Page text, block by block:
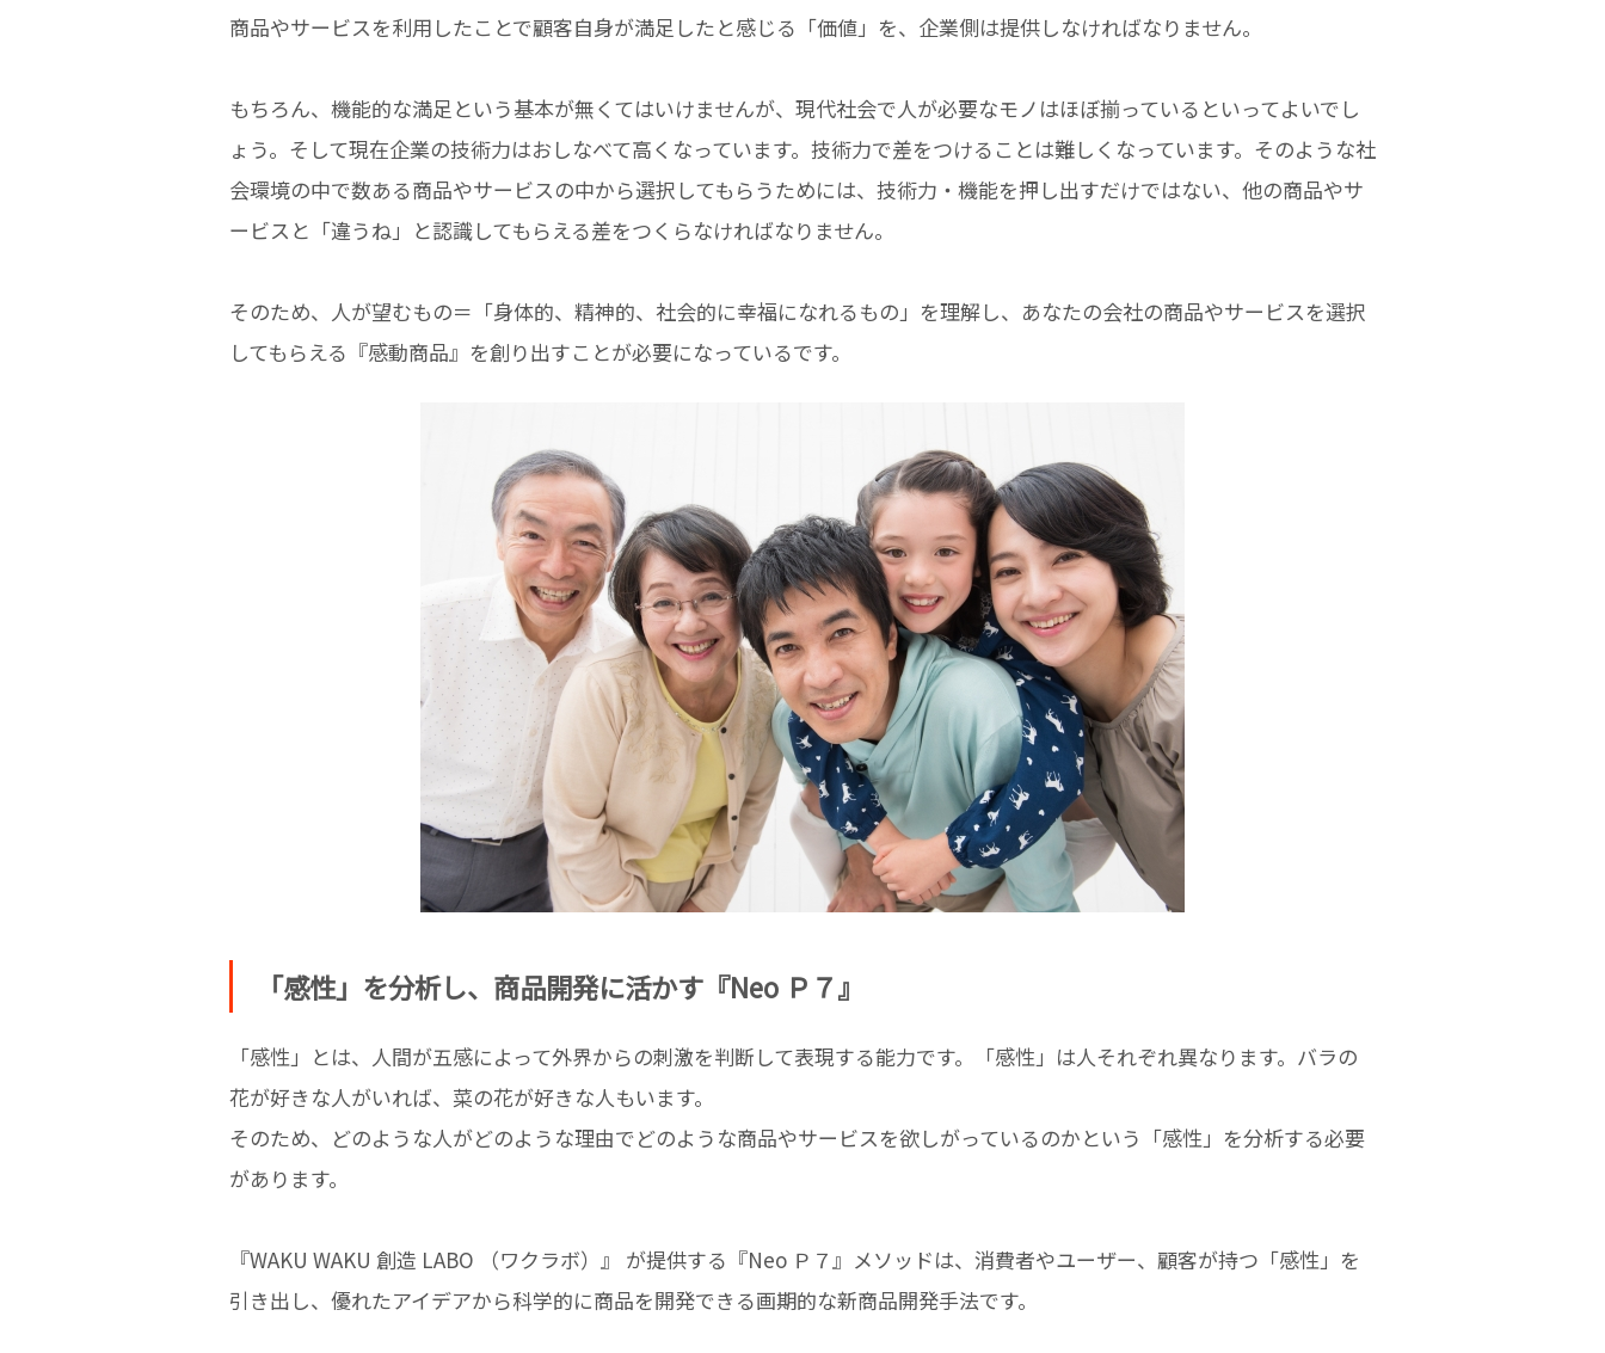
商品やサービスを利用したことで顧客自身が満足したと感じる「価値」を、企業側は提供しなければなりません。
もちろん、機能的な満足という基本が無くてはいけませんが、現代社会で人が必要なモノはほぼ揃っているといってよいでし
ょう。そして現在企業の技術力はおしなべて高くなっています。技術力で差をつけることは難しくなっています。そのような社
会環境の中で数ある商品やサービスの中から選択してもらうためには、技術力・機能を押し出すだけではない、他の商品やサ
ービスと「違うね」と認識してもらえる差をつくらなければなりません。
そのため、人が望むもの＝「身体的、精神的、社会的に幸福になれるもの」を理解し、あなたの会社の商品やサービスを選択
してもらえる『感動商品』を創り出すことが必要になっているです。
「感性」を分析し、商品開発に活かす『Neo Ｐ７』
「感性」とは、人間が五感によって外界からの刺激を判断して表現する能力です。「感性」は人それぞれ異なります。バラの
花が好きな人がいれば、菜の花が好きな人もいます。
そのため、どのような人がどのような理由でどのような商品やサービスを欲しがっているのかという「感性」を分析する必要
があります。
『WAKU WAKU 創造 LABO （ワクラボ）』 が提供する『Neo Ｐ７』メソッドは、消費者やユーザー、顧客が持つ「感性」を
引き出し、優れたアイデアから科学的に商品を開発できる画期的な新商品開発手法です。